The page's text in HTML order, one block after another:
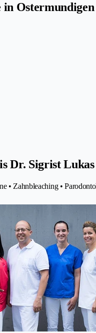
in Ostermundigen
Dr. Sigrist Lukas
• Zahnbleaching •